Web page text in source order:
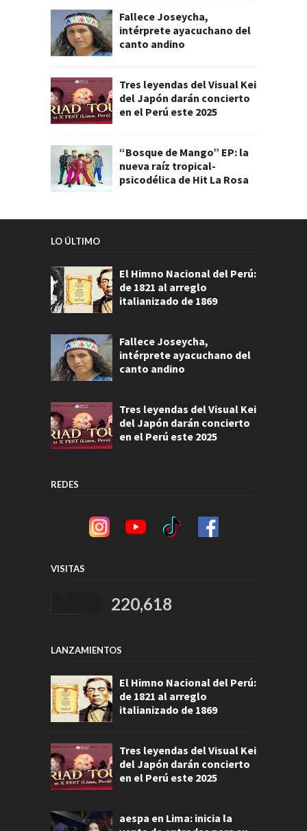
Fallece Joseycha,
intérprete ayacuchano del
canto andino
Tres leyendas del Visual Kei
del Japón darán concierto
en el Perú este 2025
“Bosque de Mango” EP: la
nueva raíz tropical-
psicodélica de Hit La Rosa
LO ÚLTIMO
El Himno Nacional del Perú:
de 1821 al arreglo
italianizado de 1869
Fallece Joseycha,
intérprete ayacuchano del
canto andino
Tres leyendas del Visual Kei
del Japón darán concierto
en el Perú este 2025
REDES
VISITAS
220,618
LANZAMIENTOS
El Himno Nacional del Perú:
de 1821 al arreglo
italianizado de 1869
Tres leyendas del Visual Kei
del Japón darán concierto
en el Perú este 2025
aespa en Lima: inicia la